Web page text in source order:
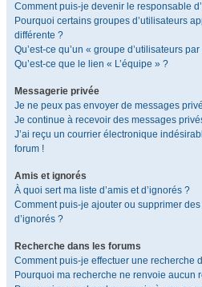
Comment puis-je devenir le responsable
Pourquoi certains groupes d’utilisateurs
différente ?
Qu’est-ce qu’un « groupe d’utilisateurs
Qu’est-ce que le lien « L’équipe » ?
Messagerie privée
Je ne peux pas envoyer de messages
Je continue à recevoir des messages
J’ai reçu un courrier électronique
forum !
Amis et ignorés
À quoi sert ma liste d’amis et d’ignorés ?
Comment puis-je ajouter ou supprimer
d’ignorés ?
Recherche dans les forums
Comment puis-je effectuer une recherche
Pourquoi ma recherche ne renvoie aucun